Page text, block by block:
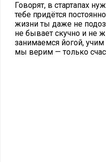
Говорят, в стартапах
тебе придётся
жизни ты даже не
не бывает скучно и не
занимаемся йогой,
мы верим — только